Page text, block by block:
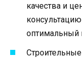
качества и
оптимальный